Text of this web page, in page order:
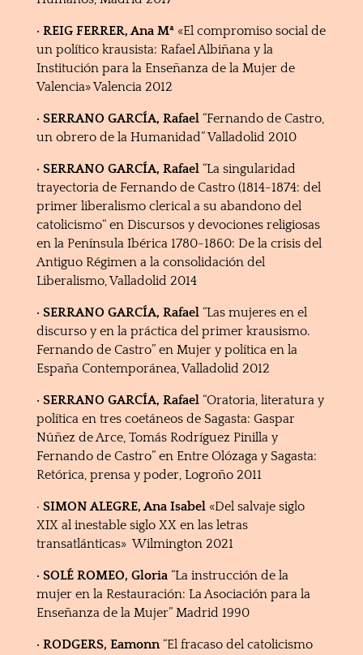
· REIG FERRER, Ana Mª«El compromiso social de
un político krausista: Rafael Albiñana y la
Institución para la Enseñanza de la Mujer de
Valencia» Valencia 2012
· SERRANO GARCÍA, Rafael “Fernando de Castro,
un obrero de la Humanidad” Valladolid 2010
· SERRANO GARCÍA, Rafael“La singularidad
trayectoria de Fernando de Castro (1814-1874: del
primer liberalismo clerical a su abandono del
catolicismo“ en Discursos y devociones religiosas
en la Península Ibérica 1780-1860: De la crisis del
Antiguo Régimen a la consolidación del
Liberalismo, Valladolid 2014
· SERRANO GARCÍA, Rafael“Las mujeres en el
discurso y en la práctica del primer krausismo.
Fernando de Castro” en Mujer y política en la
España Contemporánea, Valladolid 2012
· SERRANO GARCÍA, Rafael“Oratoria, literatura y
política en tres coetáneos de Sagasta: Gaspar
Núñez de Arce, Tomás Rodríguez Pinilla y
Fernando de Castro” en Entre Olózaga y Sagasta:
Retórica, prensa y poder, Logroño 2011
· SIMON ALEGRE, Ana Isabel«Del salvaje siglo
XIX al inestable siglo XX en las letras
transatlánticas» Wilmington 2021
· SOLÉ ROMEO, Gloria “La instrucción de la
mujer en la Restauración: La Asociación para la
Enseñanza de la Mujer” Madrid 1990
· RODGERS, Eamonn “El fracaso del catolicismo